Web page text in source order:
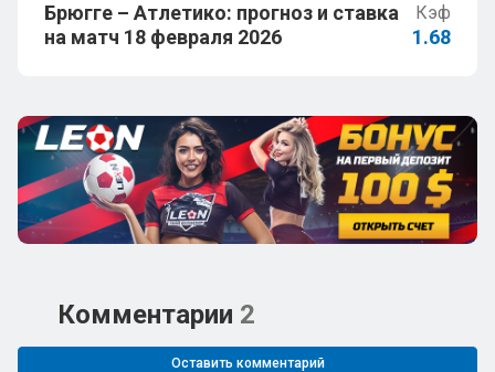
Брюгге – Атлетико: прогноз и ставка
на матч 18 февраля 2026
Кэф
1.68
Комментарии 2
Оставить комментарий